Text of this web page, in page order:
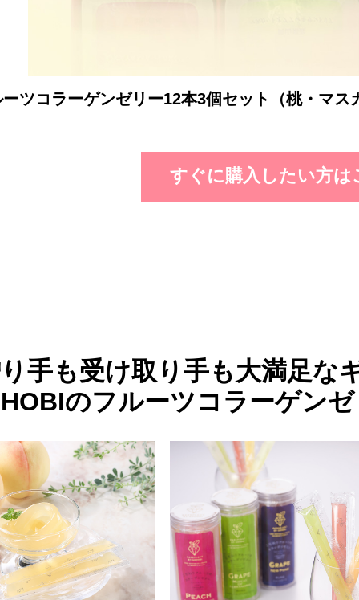
ツコラーゲンゼリー12本3個セット（桃・マ
すぐに購入したい方は
手も受け取り手も大満足な
のフルーツコラーゲン